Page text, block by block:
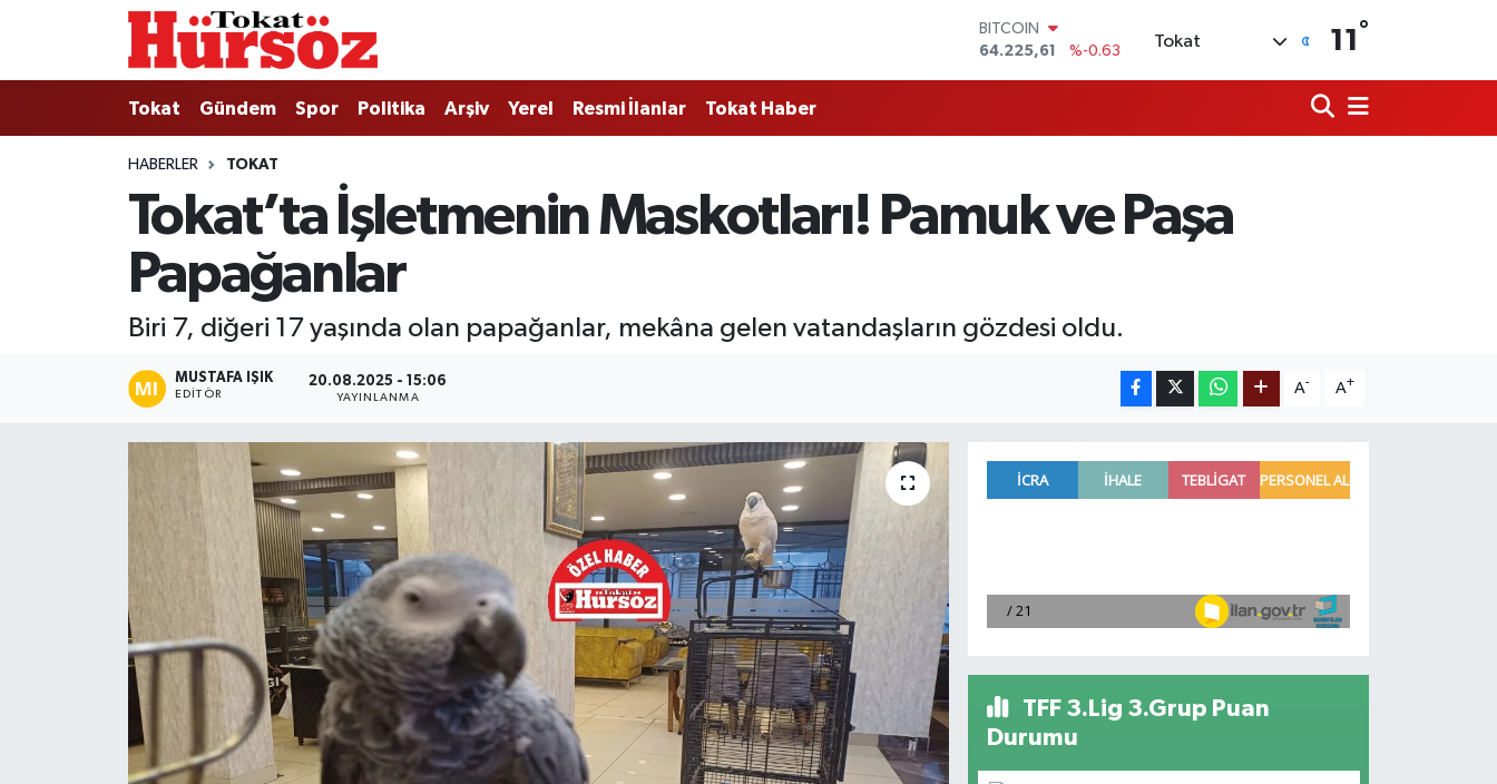
DOLAR
47,6704
%0
64,2143
%0
BİST100
13.799
%70
Tokat 11 °
Tokat Gündem Spor Politika Arşiv Yerel Resmi İlanlar Tokat Haber
HABERLER TOKAT
Tokat’ta İşletmenin Maskotları! Pamuk ve Paşa
Papağanlar
Biri 7, diğeri 17 yaşında olan papağanlar, mekâna gelen vatandaşların gözdesi oldu.
MUSTAFA IŞIK
EDITÖR
20.08.2025 - 15:06
YAYINLANMA
A- A+
TFF 3.Lig 3.Grup Puan
Durumu
Tokat
Türkiye Gündemi
Gündem
Tokat Haber
Nöbetçi Eczaneler
Hava Durumu
Tokat Namaz Vakitleri
Trafik Durumu
Tüm Manşetler